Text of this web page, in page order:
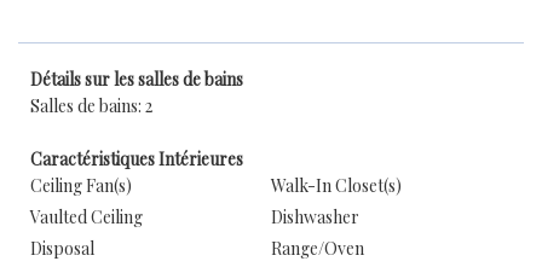
Détails sur les salles de bains
Salles de bains: 2
Caractéristiques Intérieures
Ceiling Fan(s)
Walk-In Closet(s)
Vaulted Ceiling
Dishwasher
Disposal
Range/Oven